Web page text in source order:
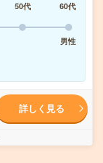
50代
60代
男性
詳しく見る